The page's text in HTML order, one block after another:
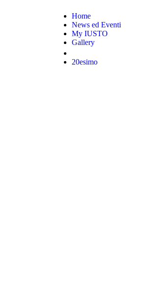
Home
News ed Eventi
My IUSTO
Gallery
20esimo